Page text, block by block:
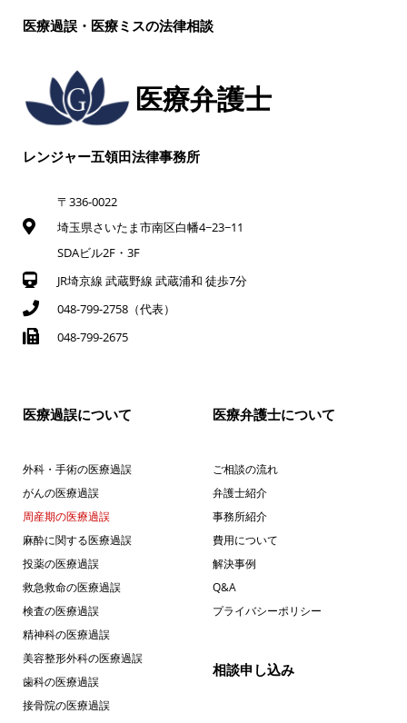
医療過誤・医療ミスの法律相談
医療弁護士
レンジャー五領田法律事務所
〒336-0022
埼玉県さいたま市南区白幡4−23−11
SDAビル2F・3F
JR埼京線 武蔵野線 武蔵浦和 徒歩7分
048-799-2758（代表）
048-799-2675
医療過誤について
外科・手術の医療過誤
がんの医療過誤
周産期の医療過誤
麻酔に関する医療過誤
投薬の医療過誤
救急救命の医療過誤
検査の医療過誤
精神科の医療過誤
美容整形外科の医療過誤
歯科の医療過誤
接骨院の医療過誤
医療弁護士について
ご相談の流れ
弁護士紹介
事務所紹介
費用について
解決事例
Q&A
プライバシーポリシー
相談申し込み